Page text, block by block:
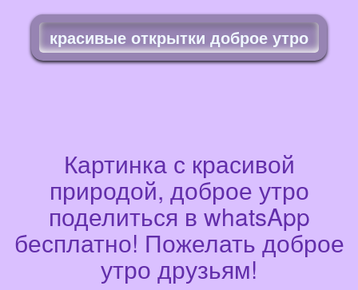
красивые открытки доброе утро
Картинка с красивой
природой, доброе утро
поделиться в whatsApp
бесплатно! Пожелать доброе
утро друзьям!